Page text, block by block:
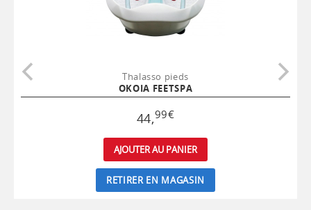
Thalasso pieds
OKOIA FEETSPA
44,99€
AJOUTER AU PANIER
RETIRER EN MAGASIN